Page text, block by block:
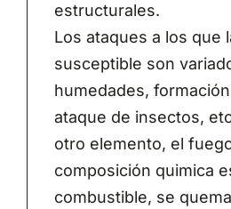
estructurales.
Los ataques a los que
susceptible son
humedades,
ataque de insectos,
otro elemento, el
composición quimica
combustible, se